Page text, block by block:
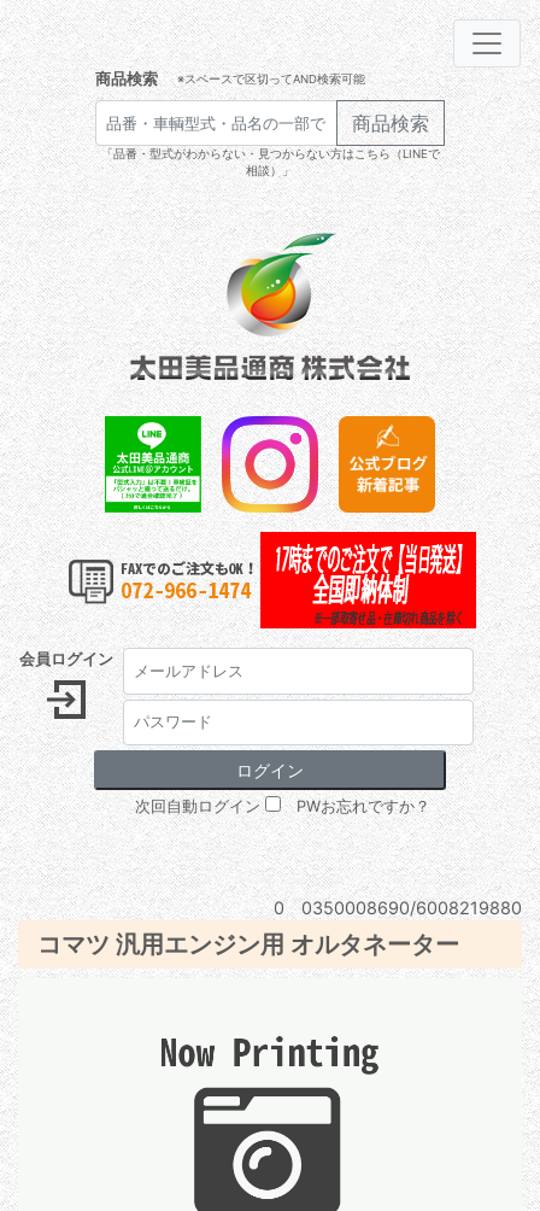
商品検索 ※スペースで区切ってAND検索可能
商品検索
「品番・型式がわからない・見つからない方はこちら（LINEで
相談）」
会員ログイン
次回自動ログイン PWお忘れですか？
0 0350008690/6008219880
コマツ 汎用エンジン用 オルタネーター